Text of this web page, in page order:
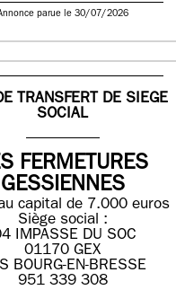
parue le 30/07/2026
TRANSFERT DE SIEGE
SOCIAL
FERMETURES
GESSIENNES
capital de 7.000 euros
Siège social :
IMPASSE DU SOC
01170 GEX
BOURG-EN-BRESSE
951 339 308